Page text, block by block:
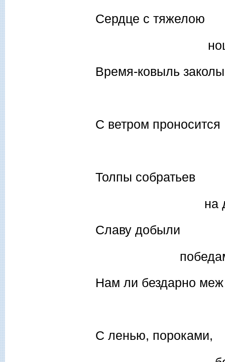
Сердце с тяжелою
Время-ковыль
С ветром проносится
Толпы собратьев
на
Славу добыли
Нам ли бездарно
С ленью, пороками,